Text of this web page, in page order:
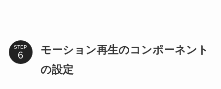
STEP
モーション再生のコンポーネント
の設定